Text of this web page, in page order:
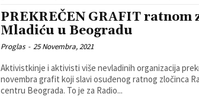
PREKREČEN GRAFIT ratnom
Mladiću u Beogradu
Proglas - 25 Novembra, 2021
Aktivistkinje i aktivisti više nevladinih organizacija
novembra grafit koji slavi osuđenog ratnog zločinca
centru Beograda. To je za Radio...